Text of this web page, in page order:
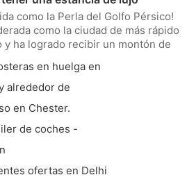
como la Perla del Golfo Pérsico!
como la ciudad de más rápido
ha logrado recibir un montón de
parte de los turistas y visitante
en huelga en
alrededor de
Country
en Chester.
de coches -
en Fort
ofertas en Delhi